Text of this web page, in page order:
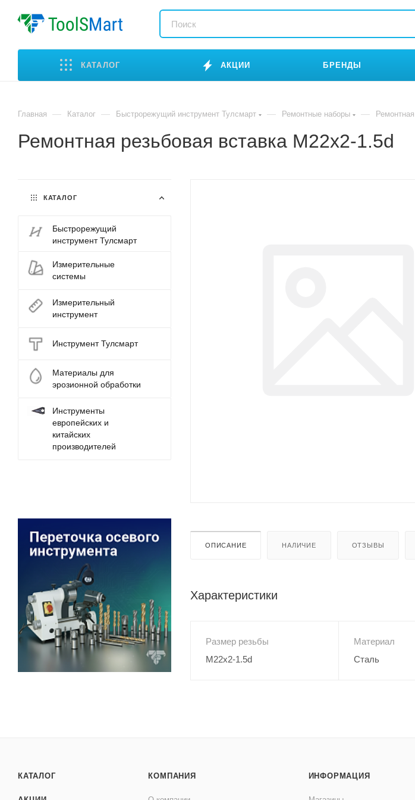
КАТАЛОГ АКЦИИ БРЕНДЫ
Главная — Каталог — Быстрорежущий инструмент Тулсмарт — Ремонтные наборы —
Ремонтная резьбовая вставка M22x2-1.5d
ОПИСАНИЕ НАЛИЧИЕ ОТЗЫВЫ
Характеристики
Размер резьбы
M22x2-1.5d
Материал
Сталь
КАТАЛОГ
Быстрорежущий
инструмент Тулсмарт
Измерительные
системы
Измерительный
инструмент
Инструмент Тулсмарт
Материалы для
эрозионной обработки
Инструменты
европейских и
китайских
производителей
КАТАЛОГ КОМПАНИЯ ИНФОРМАЦИЯ